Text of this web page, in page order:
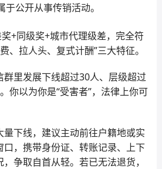
公开从事传销活动。
+同级奖+城市代理级差，完全符
、拉人头、复式计酬”三大特征。
群里发展下线超过30人、层级超过
你以为你是“受害者”，法律上你可
量下线，建议主动前往户籍地或实
口，携带身份证、转账记录、上下
争取自首从轻。若已无法退货，